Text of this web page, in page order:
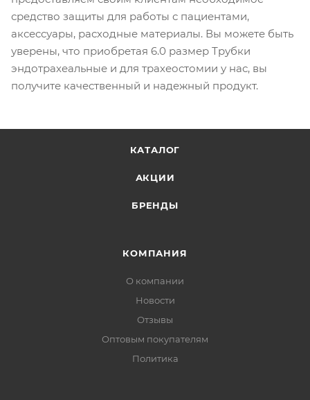
средство защиты для работы с пациентами,
аксессуары, расходные материалы. Вы можете быть
уверены, что приобретая 6.0 размер Трубки
эндотрахеальные и для трахеостомии у нас, вы
получите качественный и надежный продукт.
КАТАЛОГ
АКЦИИ
БРЕНДЫ
КОМПАНИЯ
О компании
Новости
Отзывы
Оптовым покупателям
Политика